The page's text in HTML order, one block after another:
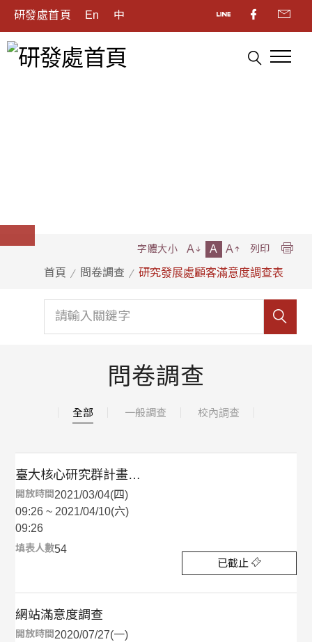
研發處首頁 En 中
首頁 問卷調查 研究發展處顧客滿意度調查表
字體大小 A A A 列印
問卷調查
全部 一般調查 校內調查
臺大核心研究群計畫：臨床合作型
開放時間 2021/03/04(四)
09:26 ~ 2021/04/10(六)
09:26
填表人數54
已截止
網站滿意度調查
開放時間 2020/07/27(一)